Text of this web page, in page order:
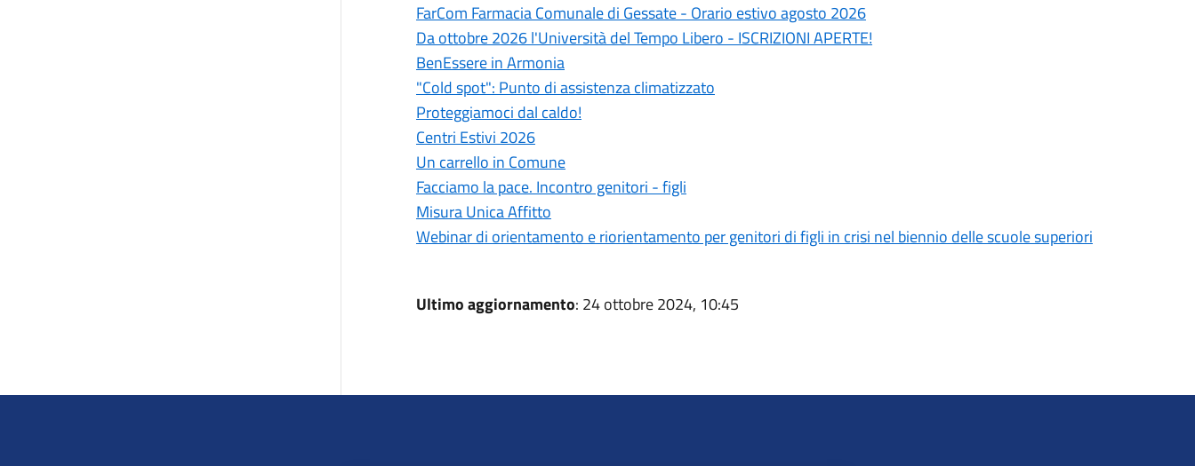
FarCom Farmacia Comunale di Gessate - Orario estivo agosto 2026
Da ottobre 2026 l'Università del Tempo Libero - ISCRIZIONI APERTE!
BenEssere in Armonia
"Cold spot": Punto di assistenza climatizzato
Proteggiamoci dal caldo!
Centri Estivi 2026
Un carrello in Comune
Facciamo la pace. Incontro genitori - figli
Misura Unica Affitto
Webinar di orientamento e riorientamento per genitori di figli in crisi nel biennio delle scuole superiori
Ultimo aggiornamento: 24 ottobre 2024, 10:45